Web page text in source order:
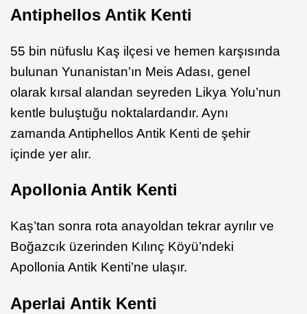
Antiphellos Antik Kenti
55 bin nüfuslu Kaş ilçesi ve hemen karşısında
bulunan Yunanistan’ın Meis Adası, genel
olarak kırsal alandan seyreden Likya Yolu’nun
kentle buluştuğu noktalardandır. Aynı
zamanda Antiphellos Antik Kenti de şehir
içinde yer alır.
Apollonia Antik Kenti
Kaş’tan sonra rota anayoldan tekrar ayrılır ve
Boğazcık üzerinden Kılınç Köyü’ndeki
Apollonia Antik Kenti’ne ulaşır.
Aperlai Antik Kenti